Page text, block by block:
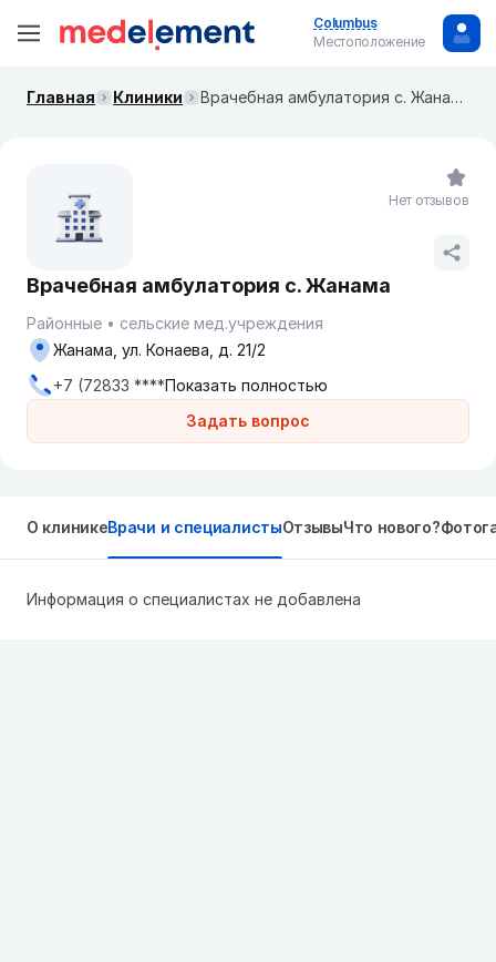
Columbus
Местоположение
Главная Клиники Врачебная амбулатория с. Жанама
Врачебная амбулатория с. Жанама
Районные сельские мед.учреждения
Задать вопрос
Жанама, ул. Конаева, д. 21/2
+7 (72833 ****Показать полностью
Нет отзывов
О клиникеВрачи и специалистыОтзывыЧто нового?
Информация о специалистах не добавлена